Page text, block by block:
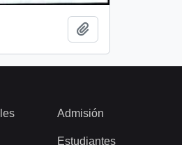
Admisión
Estudiantes